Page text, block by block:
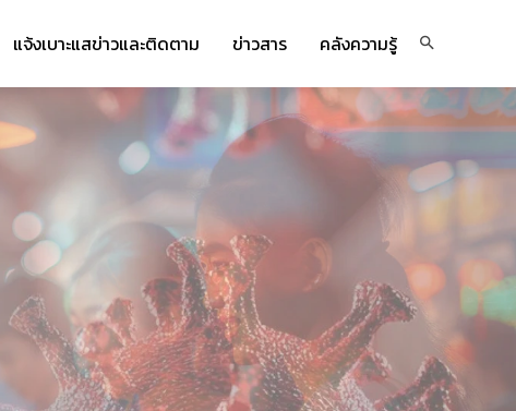
แจ้งเบาะแสข่าวและติดตาม ข่าวสาร คลังความรู้